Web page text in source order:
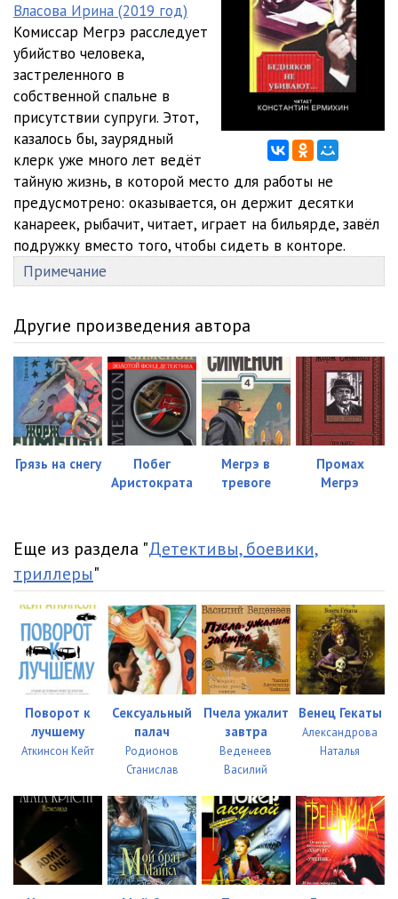
Власова Ирина (2019 год)
Комиссар Мегрэ расследует
убийство человека,
застреленного в
собственной спальне в
присутствии супруги. Этот,
казалось бы, заурядный
клерк уже много лет ведёт
тайную жизнь, в которой место для работы не
предусмотрено: оказывается, он держит десятки
канареек, рыбачит, читает, играет на бильярде, завёл
подружку вместо того, чтобы сидеть в конторе.
Примечание
Другие произведения автора
Грязь на снегу
Побег
Аристократа
Мегрэ в
тревоге
Промах
Мегрэ
Еще из раздела "Детективы, боевики,
триллеры"
Поворот к
лучшему
Аткинсон Кейт
Сексуальный
палач
Родионов
Станислав
Пчела ужалит
завтра
Веденеев
Василий
Венец Гекаты
Александрова
Наталья